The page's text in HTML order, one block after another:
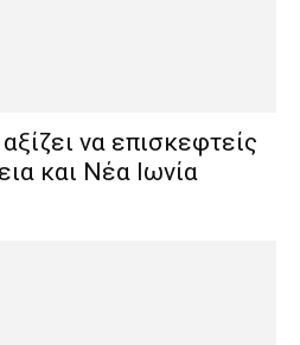
να επισκεφτείς
και Νέα Ιωνία